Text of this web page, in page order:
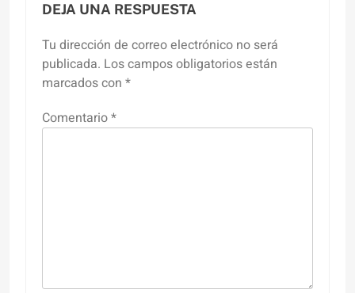
DEJA UNA RESPUESTA
Tu dirección de correo electrónico no será
publicada. Los campos obligatorios están
marcados con *
Comentario*